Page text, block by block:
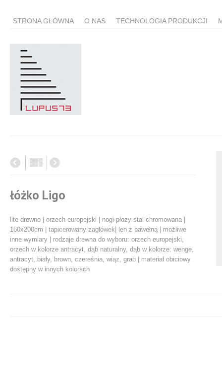
STRONA GŁÓWNA O NAS TECHNOLOGIA PRODUKCJI
łóżko Ligo
lite drewno | orzech europejski | nogi-płozy stal chromowana |
160x200cm | tapicerowany zagłówek| len z bawełną | możliwe
inne wymiary | rodzaje drewna do wyboru: orzech europejski,
orzech w kolorze antracyt, dąb naturalny, dąb w kolorze: wenge,
antracyt, biały, brown, czereśnia, wiąz, grab | materiał obiciowy
dostępny w innych kolorach